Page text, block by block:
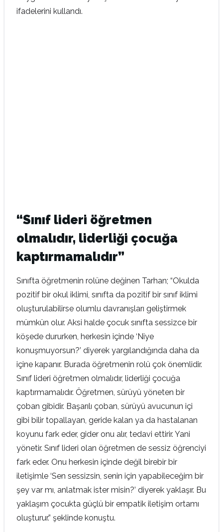
ifadelerini kullandı.
“Sınıf lideri öğretmen
olmalıdır, liderliği çocuğa
kaptırmamalıdır”
Sınıfta öğretmenin rolüne değinen Tarhan; “Okulda
pozitif bir okul iklimi, sınıfta da pozitif bir sınıf iklimi
oluşturulabilirse olumlu davranışları geliştirmek
mümkün olur. Aksi halde çocuk sınıfta sessizce bir
köşede dururken, herkesin içinde ‘Niye
konuşmuyorsun?’ diyerek yargılandığında daha da
içine kapanır. Burada öğretmenin rolü çok önemlidir.
Sınıf lideri öğretmen olmalıdır, liderliği çocuğa
kaptırmamalıdır. Öğretmen, sürüyü yöneten bir
çoban gibidir. Başarılı çoban, sürüyü avucunun içi
gibi bilir topallayan, geride kalan ya da hastalanan
koyunu fark eder, gider onu alır, tedavi ettirir. Yani
yönetir. Sınıf lideri olan öğretmen de sessiz öğrenciyi
fark eder. Onu herkesin içinde değil birebir bir
iletişimle ‘Sen sessizsin, senin için yapabileceğim bir
şey var mı, anlatmak ister misin?’ diyerek yaklaşır. Bu
yaklaşım çocukta güçlü bir empatik iletişim ortamı
oluşturur.” şeklinde konuştu.